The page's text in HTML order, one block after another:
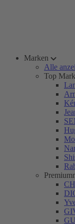
Marken
Alle
Top